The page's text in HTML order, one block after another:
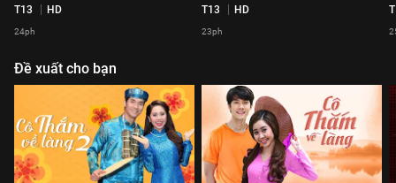
T13 HD
24ph
T13 HD
23ph
Đề xuất cho bạn